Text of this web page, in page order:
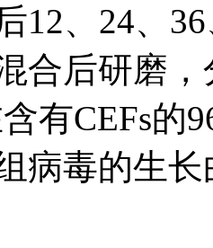
12、24、
合后研磨
有CEFs的
病毒的生长